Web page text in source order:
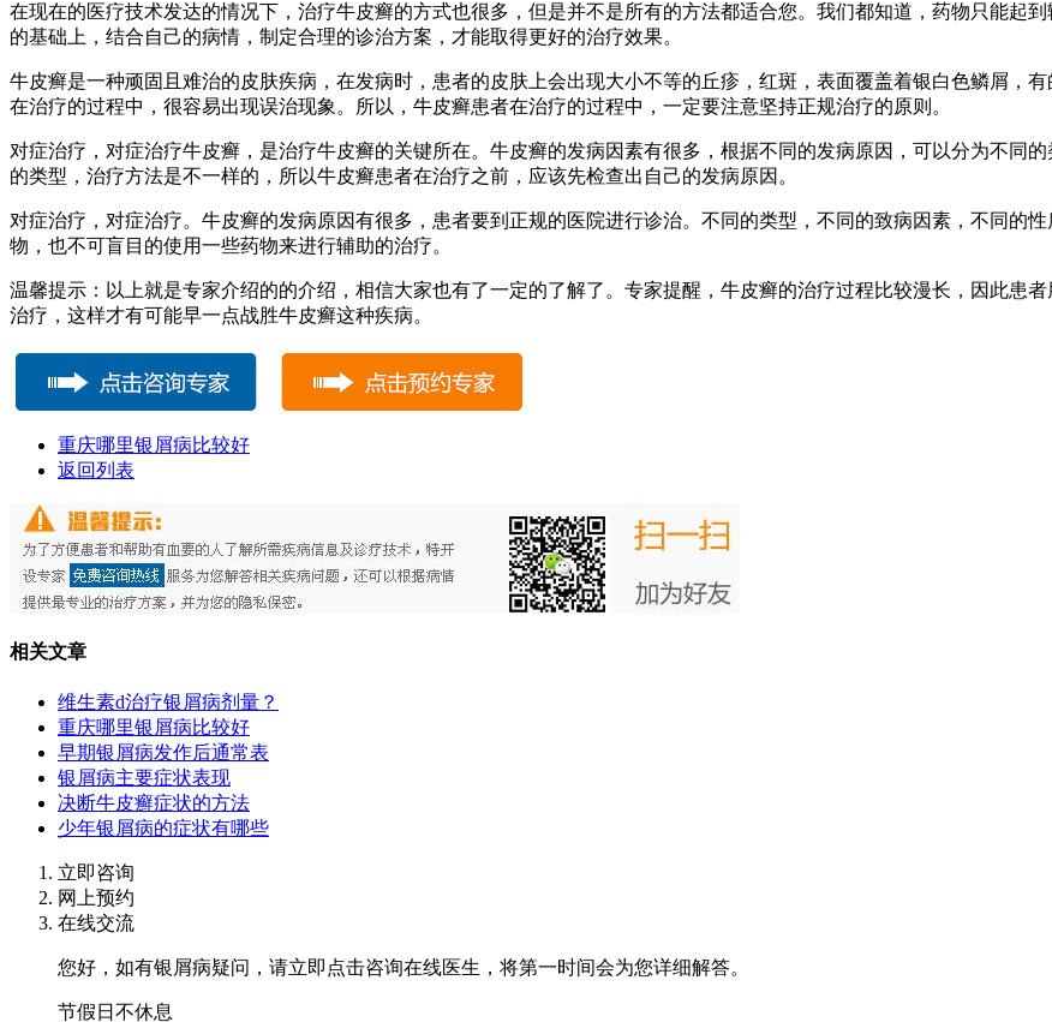
在现在的医疗技术发达的情况下，治疗牛皮癣的方式也很多，但是并不是所有的方法都适合您。我们都知道，药物只能起
的基础上，结合自己的病情，制定合理的诊治方案，才能取得更好的治疗效果。
牛皮癣是一种顽固且难治的皮肤疾病，在发病时，患者的皮肤上会出现大小不等的丘疹，红斑，表面覆盖着银白色鳞屑，
在治疗的过程中，很容易出现误治现象。所以，牛皮癣患者在治疗的过程中，一定要注意坚持正规治疗的原则。
对症治疗，对症治疗牛皮癣，是治疗牛皮癣的关键所在。牛皮癣的发病因素有很多，根据不同的发病原因，可以分为不同
的类型，治疗方法是不一样的，所以牛皮癣患者在治疗之前，应该先检查出自己的发病原因。
对症治疗，对症治疗。牛皮癣的发病原因有很多，患者要到正规的医院进行诊治。不同的类型，不同的致病因素，不同的
物，也不可盲目的使用一些药物来进行辅助的治疗。
温馨提示：以上就是专家介绍的的介绍，相信大家也有了一定的了解了。专家提醒，牛皮癣的治疗过程比较漫长，因此患
治疗，这样才有可能早一点战胜牛皮癣这种疾病。
重庆哪里银屑病比较好
返回列表
相关文章
维生素d治疗银屑病剂量？
重庆哪里银屑病比较好
早期银屑病发作后通常表
银屑病主要症状表现
决断牛皮癣症状的方法
少年银屑病的症状有哪些
立即咨询
网上预约
在线交流
您好，如有银屑病疑问，请立即点击咨询在线医生，将第一时间会为您详细解答。
节假日不休息